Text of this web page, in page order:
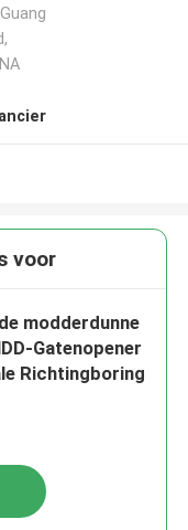
voor
modderdunne
Gatenopener
Richtingboring